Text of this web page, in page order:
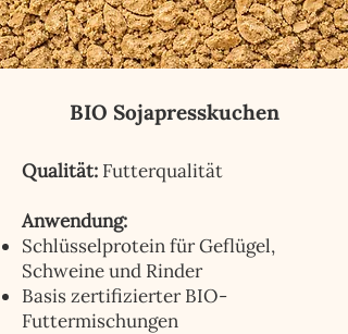
BIO Sojapresskuchen
Qualität: Futterqualität
Anwendung:
Schlüsselprotein für Geflügel,
Schweine und Rinder
Basis zertifizierter BIO-
Futtermischungen